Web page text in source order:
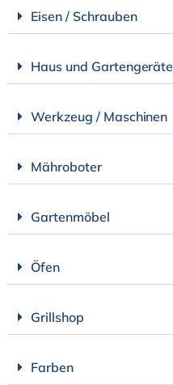
Eisen / Schrauben
Haus und Gartengeräte
Werkzeug / Maschinen
Mähroboter
Gartenmöbel
Öfen
Grillshop
Farben